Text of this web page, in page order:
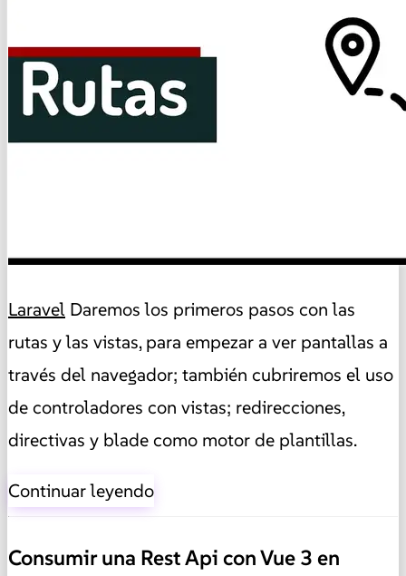
Laravel Daremos los primeros pasos con las
rutas y las vistas, para empezar a ver pantallas a
través del navegador; también cubriremos el uso
de controladores con vistas; redirecciones,
directivas y blade como motor de plantillas.
Continuar leyendo
Consumir una Rest Api con Vue 3 en